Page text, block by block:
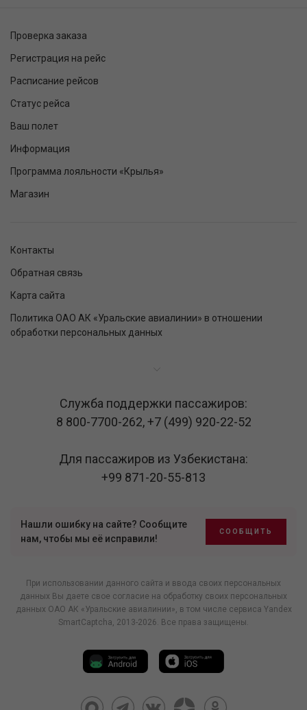
Проверка заказа
Регистрация на рейс
Расписание рейсов
Статус рейса
Ваш полет
Информация
Программа лояльности «Крылья»
Магазин
Контакты
Обратная связь
Карта сайта
Политика ОАО АК «Уральские авиалинии» в отношении
обработки персональных данных
Служба поддержки пассажиров:
8 800-7700-262,+7 (499) 920-22-52
Для пассажиров из Узбекистана:
+99 871-20-55-813
Нашли ошибку на сайте? Сообщите
нам, чтобы мы её исправили!
СООБЩИТЬ
При использовании данного сайта и ввода своих персональных
данных Вы даете свое согласие на обработку своих персональных
данных ОАО АК «Уральские авиалинии», в том числе сервиса Yandex
SmartCaptcha, 2013-2026. Все права защищены.